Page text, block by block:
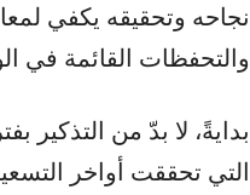
نجاحه وتحقيقه يكفي
والتحفظات القائمة في
بدايةً، لا بدّ من التذكير